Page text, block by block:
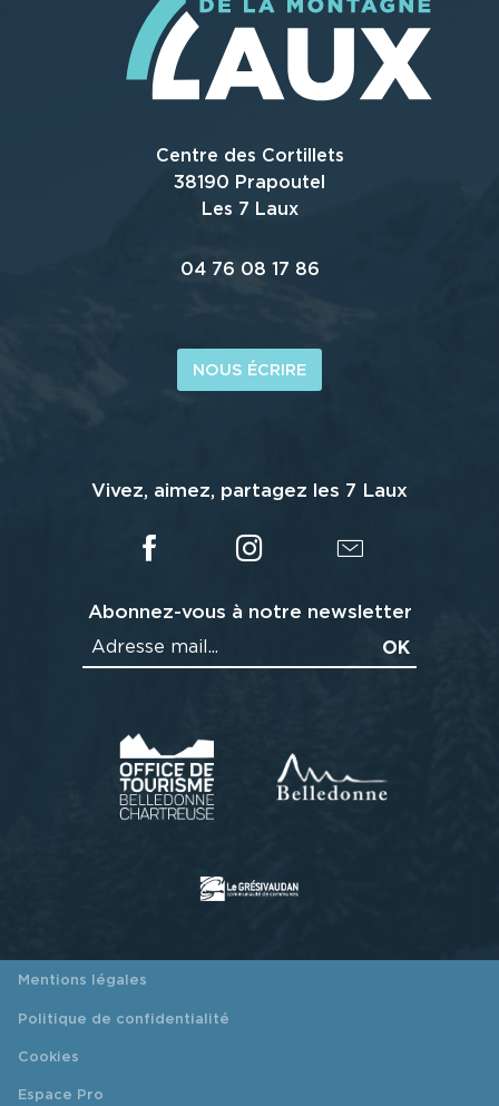
Centre des Cortillets
38190 Prapoutel
Les 7 Laux
04 76 08 17 86
NOUS ÉCRIRE
Vivez, aimez, partagez les 7 Laux
Abonnez-vous à notre newsletter
Mentions légales
Politique de confidentialité
Cookies
Espace Pro